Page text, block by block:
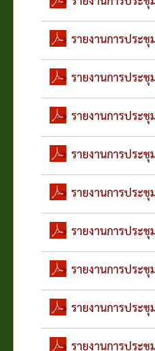
» รายงานการปร
» รายงานการปร
» รายงานการปร
» รายงานการปร
» รายงานการปร
» รายงานการปร
» รายงานการปร
» รายงานการปร